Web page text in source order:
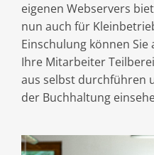
eigenen Webservers
nun auch für
Einschulung können
Ihre Mitarbeiter
aus selbst durchführen
der Buchhaltung